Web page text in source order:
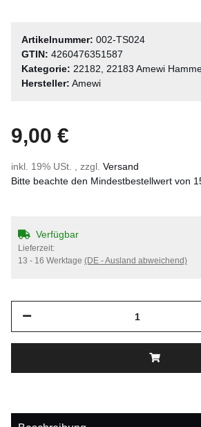
Artikelnummer: 002-TS024
GTIN: 4260476351587
Kategorie: 22182, 22183 Amewi
Hersteller: Amewi
9,00 €
inkl. 19% USt. , zzgl. Versand
Bitte beachte den Mindestbestellwert von
Verfügbar
Lieferzeit:
13 - 16 Werktage (DE - Ausland abweichend)